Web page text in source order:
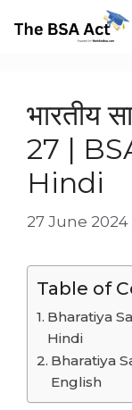
भारतीय
27 |
Hindi
27 June 2024
Table of
Bharatiya
Hindi
Bharatiya
English